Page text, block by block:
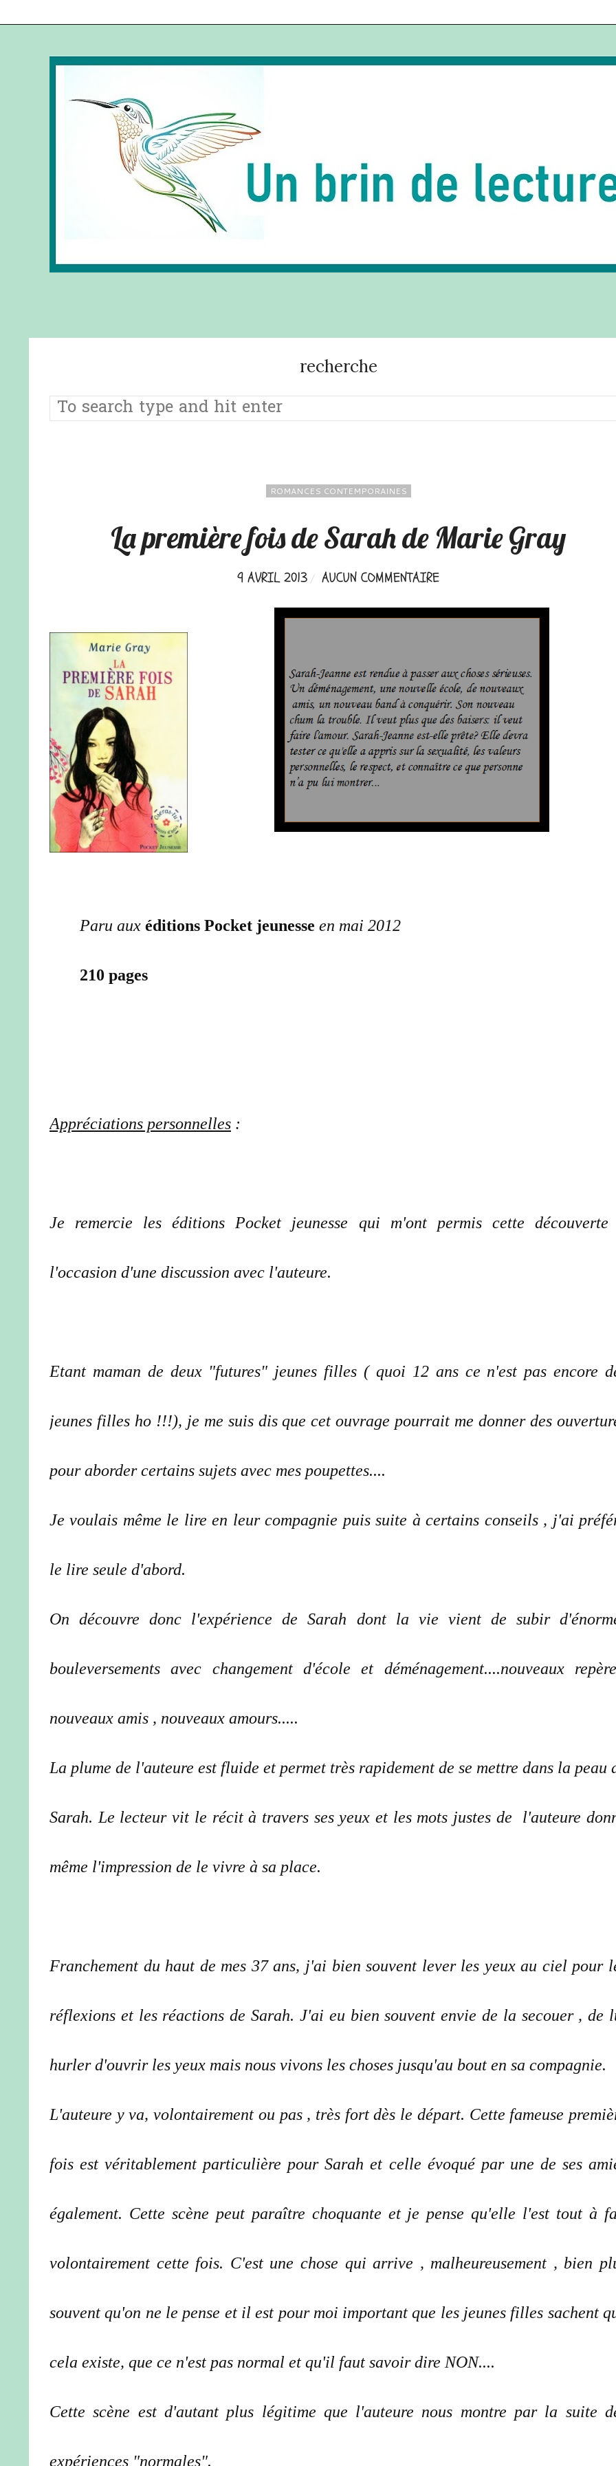
recherche
ROMANCES CONTEMPORAINES
La première fois de Sarah de Marie Gray
9 AVRIL 2013 AUCUN COMMENTAIRE
Paru aux éditions Pocket jeunesse en mai 2012
210 pages
Appréciations personnelles :
Je remercie les éditions Pocket jeunesse qui m'ont permis cette
l'occasion d'une discussion avec l'auteure.
Etant maman de deux "futures" jeunes filles ( quoi 12 ans ce n'est pas encore
jeunes filles ho !!!), je me suis dis que cet ouvrage pourrait me donner des
pour aborder certains sujets avec mes poupettes....
Je voulais même le lire en leur compagnie puis suite à certains conseils , j'ai
le lire seule d'abord.
On découvre donc l'expérience de Sarah dont la vie vient de subir
bouleversements avec changement d'école et déménagement....nouveaux
nouveaux amis , nouveaux amours.....
La plume de l'auteure est fluide et permet très rapidement de se mettre dans la peau
Sarah. Le lecteur vit le récit à travers ses yeux et les mots justes de l'auteure
même l'impression de le vivre à sa place.
Franchement du haut de mes 37 ans, j'ai bien souvent lever les yeux au ciel pour
réflexions et les réactions de Sarah. J'ai eu bien souvent envie de la secouer , de
hurler d'ouvrir les yeux mais nous vivons les choses jusqu'au bout en sa compagnie.
L'auteure y va, volontairement ou pas , très fort dès le départ. Cette fameuse
fois est véritablement particulière pour Sarah et celle évoqué par une de ses
également. Cette scène peut paraître choquante et je pense qu'elle l'est tout à
volontairement cette fois. C'est une chose qui arrive , malheureusement , bien
souvent qu'on ne le pense et il est pour moi important que les jeunes filles sachent
cela existe, que ce n'est pas normal et qu'il faut savoir dire NON....
Cette scène est d'autant plus légitime que l'auteure nous montre par la suite
expériences "normales".